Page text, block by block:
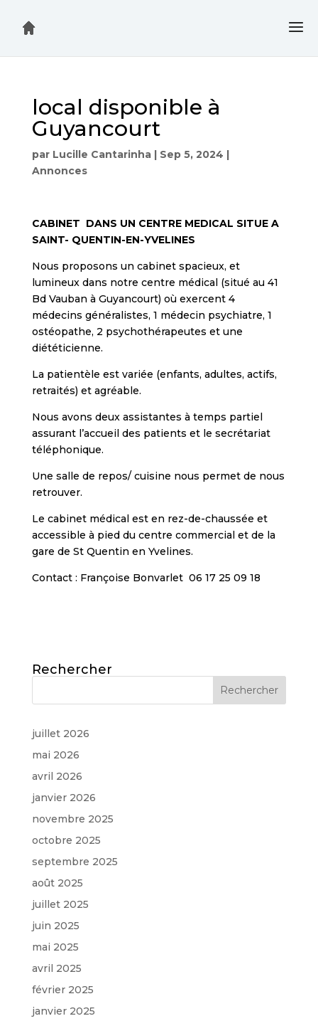
local disponible à
Guyancourt
par Lucille Cantarinha| Sep 5, 2024 |
Annonces
CABINET DANS UN CENTRE MEDICAL SITUE A
SAINT- QUENTIN-EN-YVELINES
Nous proposons un cabinet spacieux, et
lumineux dans notre centre médical (situé au 41
Bd Vauban à Guyancourt) où exercent 4
médecins généralistes, 1 médecin psychiatre, 1
ostéopathe, 2 psychothérapeutes et une
diététicienne.
La patientèle est variée (enfants, adultes, actifs,
retraités) et agréable.
Nous avons deux assistantes à temps partiel
assurant l’accueil des patients et le secrétariat
téléphonique.
Une salle de repos/ cuisine nous permet de nous
retrouver.
Le cabinet médical est en rez-de-chaussée et
accessible à pied du centre commercial et de la
gare de St Quentin en Yvelines.
Contact : Françoise Bonvarlet 06 17 25 09 18
Rechercher
juillet 2026
mai 2026
avril 2026
janvier 2026
novembre 2025
octobre 2025
septembre 2025
août 2025
juillet 2025
juin 2025
mai 2025
avril 2025
février 2025
janvier 2025